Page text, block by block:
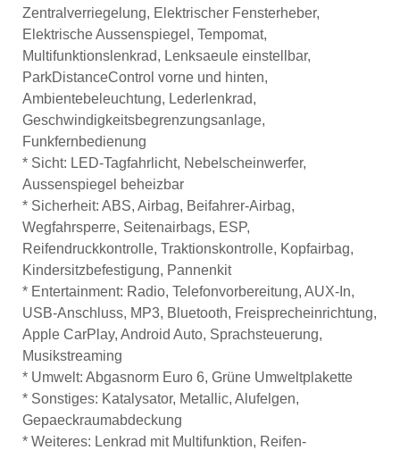
Zentralverriegelung, Elektrischer Fensterheber,
Elektrische Aussenspiegel, Tempomat,
Multifunktionslenkrad, Lenksaeule einstellbar,
ParkDistanceControl vorne und hinten,
Ambientebeleuchtung, Lederlenkrad,
Geschwindigkeitsbegrenzungsanlage,
Funkfernbedienung
* Sicht: LED-Tagfahrlicht, Nebelscheinwerfer,
Aussenspiegel beheizbar
* Sicherheit: ABS, Airbag, Beifahrer-Airbag,
Wegfahrsperre, Seitenairbags, ESP,
Reifendruckkontrolle, Traktionskontrolle, Kopfairbag,
Kindersitzbefestigung, Pannenkit
* Entertainment: Radio, Telefonvorbereitung, AUX-In,
USB-Anschluss, MP3, Bluetooth, Freisprecheinrichtung,
Apple CarPlay, Android Auto, Sprachsteuerung,
Musikstreaming
* Umwelt: Abgasnorm Euro 6, Grüne Umweltplakette
* Sonstiges: Katalysator, Metallic, Alufelgen,
Gepaeckraumabdeckung
* Weiteres: Lenkrad mit Multifunktion, Reifen-